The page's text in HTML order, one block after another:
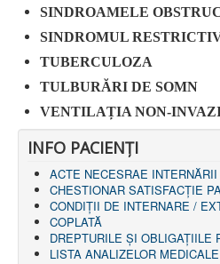
ADMINISTRATIV
RESURSE UMANE
INFORMAŢII
PROGRAM VOLUNTARIAT
LEGISLAȚIE
ECONOMIC
ACHIZIŢII PUBLICE
BUGET
CONTRACTE C.A.S.
CONTRACTE
CHELTUIELI
SINDROAMELE
SINDROMUL
TUBERCULOZA
TULBURĂRI DE SOMN
VENTILAȚIA NON-
INFO PACIENŢI
ACTE NECESRAE INTERNĂRII
CHESTIONAR SATISFACŢIE
CONDIȚII DE INTERNARE /
COPLATĂ
DREPTURILE ŞI OBLIGAŢIILE
LISTA ANALIZELOR